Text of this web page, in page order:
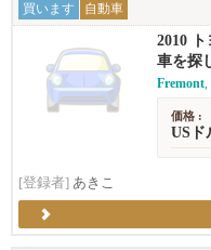
買います 自動車
2010
車を探
Fremont,
価格 :
USド
[登録者] あきこ